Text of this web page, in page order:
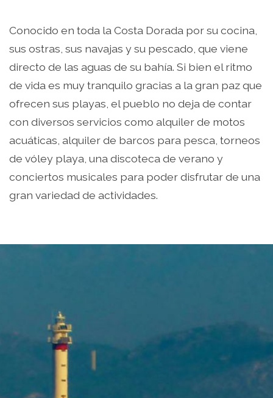
Conocido en toda la Costa Dorada por su cocina,
sus ostras, sus navajas y su pescado, que viene
directo de las aguas de su bahía. Si bien el ritmo
de vida es muy tranquilo gracias a la gran paz que
ofrecen sus playas, el pueblo no deja de contar
con diversos servicios como alquiler de motos
acuáticas, alquiler de barcos para pesca, torneos
de vóley playa, una discoteca de verano y
conciertos musicales para poder disfrutar de una
gran variedad de actividades.